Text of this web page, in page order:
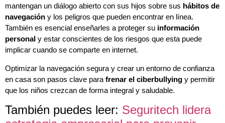
mantengan un diálogo abierto con sus hijos sobre sus hábitos de
navegación y los peligros que pueden encontrar en línea.
También es esencial enseñarles a proteger su información
personal y estar conscientes de los riesgos que esta puede
implicar cuando se comparte en internet.
Optimizar la navegación segura y crear un entorno de confianza
en casa son pasos clave para frenar el ciberbullying y permitir
que los niños crezcan de forma integral y saludable.
También puedes leer: Seguritech lidera